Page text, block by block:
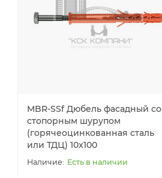
MBR-SSf Дюбель фасадный со
стопорным шурупом
(горячеоцинкованная сталь
или ТДЦ) 10х100
Есть в наличии